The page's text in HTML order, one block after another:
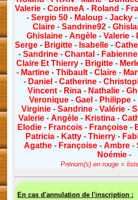
Valerie- CorinneA - Roland -
- Sergio 50- Maloup- Jacky-
Claire -Sandrine92 -
Ghislaine -Angèle -Valerie -
Serge - Brigitte- Isabelle-
- Sandrine- Chantal - Fabienne
Claire Et Thierry - Brigitte -
- Martine- Thibault- Claire-
- Daniel - Catherine-
Vincent- Rina- Nathalie-
Veronique- Gael - Philippe-
Virginie -Sandrine -Valérie -
Valerie -Angèle - Kristina -
Elodie- Francois- Françoise-
Patricia- Katty- Thierry-
Agathe- Françoise- Ambre -
Noémie -
Prénom(s) en rouge =
En cas d'annulation de l'inscription :